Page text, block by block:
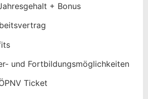
+ Bonus
und Fortbildungsmöglichkeiten
Ticket